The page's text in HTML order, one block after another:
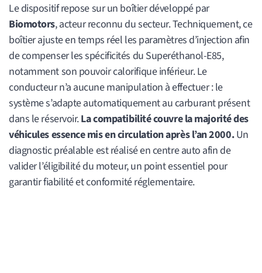
Le dispositif repose sur un boîtier développé par
Biomotors, acteur reconnu du secteur. Techniquement, ce
boîtier ajuste en temps réel les paramètres d’injection afin
de compenser les spécificités du Superéthanol-E85,
notamment son pouvoir calorifique inférieur. Le
conducteur n’a aucune manipulation à effectuer : le
système s’adapte automatiquement au carburant présent
dans le réservoir.La compatibilité couvre la majorité des
véhicules essence mis en circulation après l’an 2000.Un
diagnostic préalable est réalisé en centre auto afin de
valider l’éligibilité du moteur, un point essentiel pour
garantir fiabilité et conformité réglementaire.